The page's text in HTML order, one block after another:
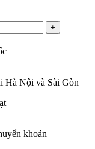
+
Hà Nội và Sài Gòn
khoản